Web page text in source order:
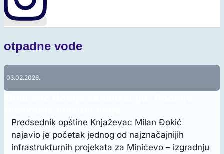
otpadne vode
03.02.2026.
Predsednik opštine Knjaževac Milan Đokić
najavio je početak jednog od najznačajnijih
infrastrukturnih projekata za Minićevo – izgradnju